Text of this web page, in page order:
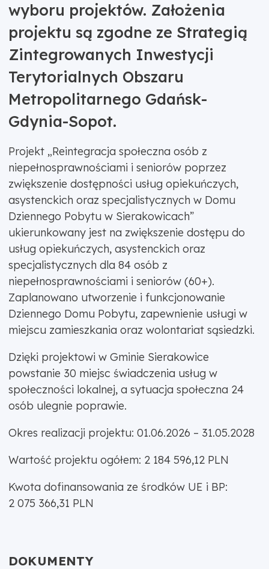
wyboru projektów. Założenia
projektu są zgodne ze Strategią
Zintegrowanych Inwestycji
Terytorialnych Obszaru
Metropolitarnego Gdańsk-
Gdynia-Sopot.
Projekt „Reintegracja społeczna osób z
niepełnosprawnościami i seniorów poprzez
zwiększenie dostępności usług opiekuńczych,
asystenckich oraz specjalistycznych w Domu
Dziennego Pobytu w Sierakowicach”
ukierunkowany jest na zwiększenie dostępu do
usług opiekuńczych, asystenckich oraz
specjalistycznych dla 84 osób z
niepełnosprawnościami i seniorów (60+).
Zaplanowano utworzenie i funkcjonowanie
Dziennego Domu Pobytu, zapewnienie usługi w
miejscu zamieszkania oraz wolontariat sąsiedzki.
Dzięki projektowi w Gminie Sierakowice
powstanie 30 miejsc świadczenia usług w
społeczności lokalnej, a sytuacja społeczna 24
osób ulegnie poprawie.
Okres realizacji projektu: 01.06.2026 – 31.05.2028
Wartość projektu ogółem: 2 184 596,12 PLN
Kwota dofinansowania ze środków UE i BP:
2 075 366,31 PLN
DOKUMENTY